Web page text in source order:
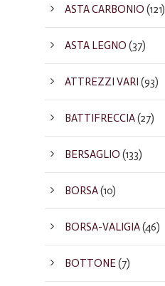
ASTA CARBONIO (121)
ASTA LEGNO (37)
ATTREZZI VARI (93)
BATTIFRECCIA(27)
BERSAGLIO (133)
BORSA(10)
BORSA-VALIGIA(46)
BOTTONE(7)